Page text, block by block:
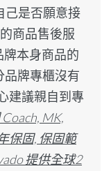
己是否願意接
商品售後服
牌本身商品的
品牌專櫃沒有
建議親自到專
MK,
保固, 保固範
提供全球2